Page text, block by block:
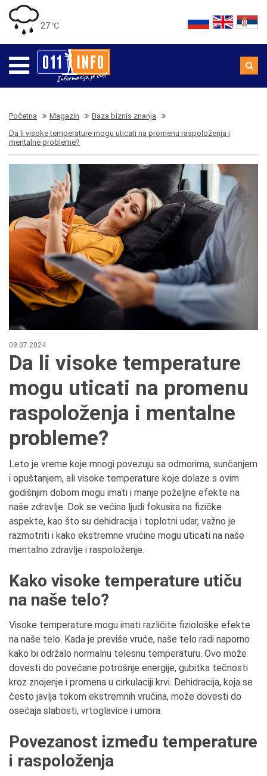
27 ℃
Početna Magazin
Baza biznis znanja
Da li visoke temperature mogu uticati na promenu raspoloženja i
mentalne probleme?
09.07.2024
Da li visoke temperature
mogu uticati na promenu
raspoloženja i mentalne
probleme?
Leto je vreme koje mnogi povezuju sa odmorima, sunčanjem
i opuštanjem, ali visoke temperature koje dolaze s ovim
godišnjim dobom mogu imati i manje poželjne efekte na
naše zdravlje. Dok se većina ljudi fokusira na fizičke
aspekte, kao što su dehidracija i toplotni udar, važno je
razmotriti i kako ekstremne vrućine mogu uticati na naše
mentalno zdravlje i raspoloženje.
Kako visoke temperature utiču
na naše telo?
Visoke temperature mogu imati različite fiziološke efekte
na naše telo. Kada je previše vruće, naše telo radi naporno
kako bi održalo normalnu telesnu temperaturu. Ovo može
dovesti do povećane potrošnje energije, gubitka tečnosti
kroz znojenje i promena u cirkulaciji krvi. Dehidracija, koja se
često javlja tokom ekstremnih vrućina, može dovesti do
osećaja slabosti, vrtoglavice i umora.
Povezanost između temperature
i raspoloženja